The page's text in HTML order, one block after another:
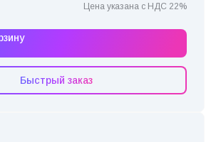
Цена указана с НДС 22%
Быстрый заказ